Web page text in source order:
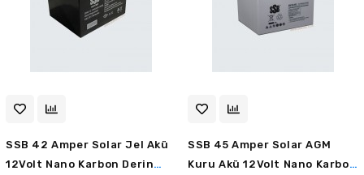
SSB 42 Amper Solar Jel Akü
12Volt Nano Karbon Derin
SSB 45 Amper Solar AGM
Kuru Akü 12Volt Nano Karbon